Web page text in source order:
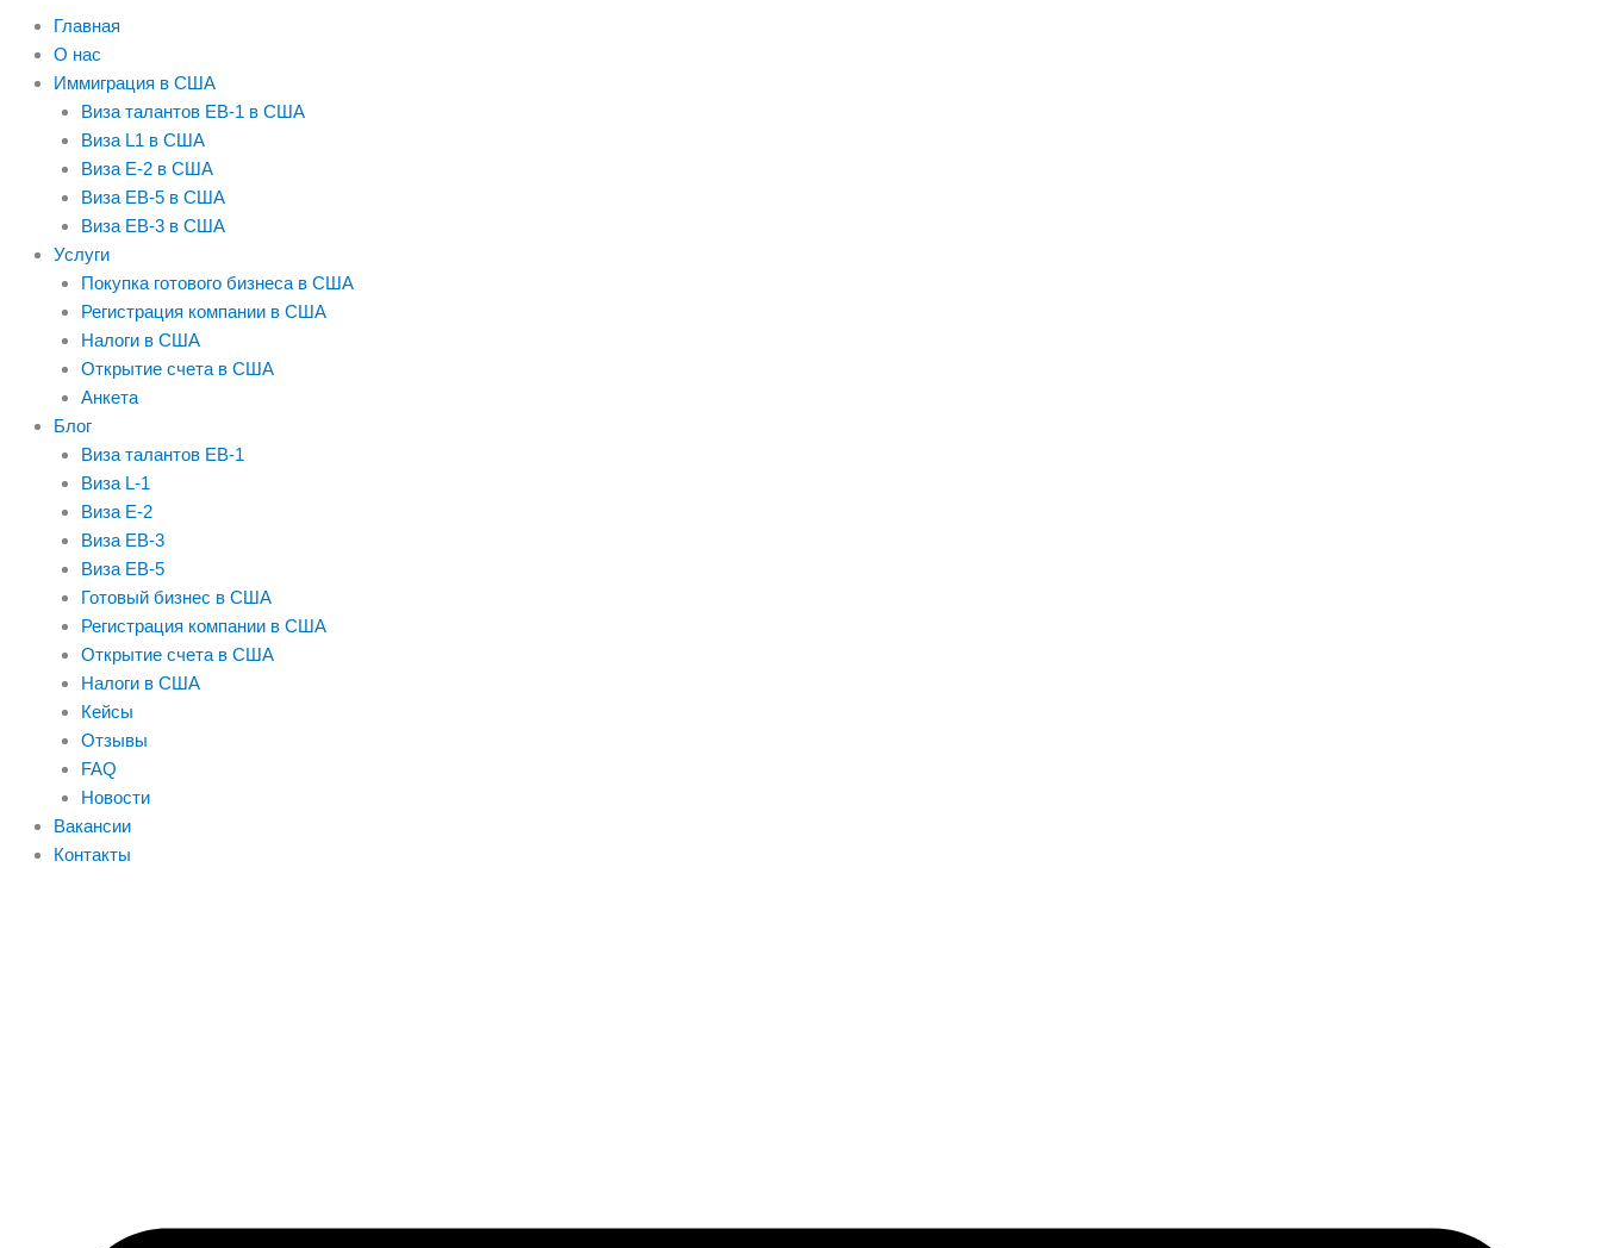
g
m
Главная
О нас
Иммиграция в США
Виза талантов EB-1 в США
Виза L1 в США
Виза E-2 в США
Виза EB-5 в США
Виза EB-3 в США
Услуги
Покупка готового бизнеса в США
Регистрация компании в США
Налоги в США
Открытие счета в США
Анкета
Блог
Виза талантов EB-1
Виза L-1
Виза E-2
Виза EB-3
Виза EB-5
Готовый бизнес в США
Регистрация компании в США
Открытие счета в США
Налоги в США
Кейсы
Отзывы
FAQ
Новости
Вакансии
Контакты